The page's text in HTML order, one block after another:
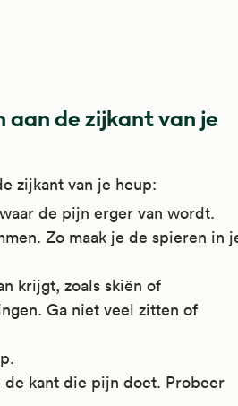
aan de zijkant van je
zijkant van je heup:
de pijn erger van wordt.
Zo maak je de spieren in
krijgt, zoals skiën of
Ga niet veel zitten of
de kant die pijn doet. Probeer